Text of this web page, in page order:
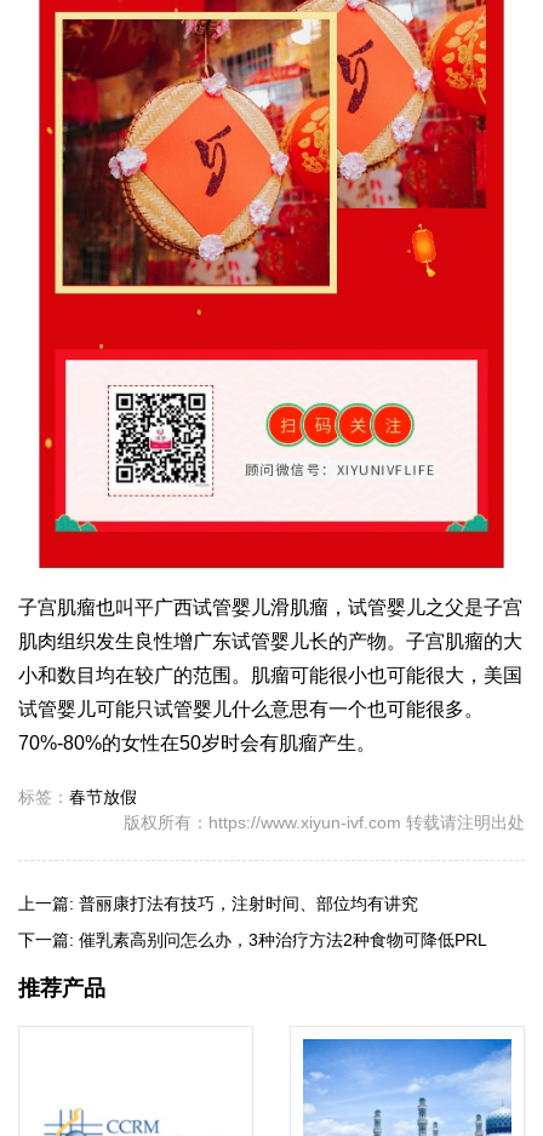
子宫肌瘤也叫平广西试管婴儿滑肌瘤， 试管婴儿之父是子宫
肌肉组织发生良性增广东试管婴儿长的产物。子宫肌瘤的大
小和数目均在较广的范围。肌瘤可能很小也可能很大，美国
试管婴儿可能只试管婴儿什么意思有一个也可能很多。
70%-80%的女性在50岁时会有肌瘤产生。
标签： 春节放假
版权所有：https://www.xiyun-ivf.com 转载请注明出处
上一篇: 普丽康打法有技巧，注射时间、部位均有讲究
下一篇: 催乳素高别问怎么办，3种治疗方法2种食物可降低PRL
推荐产品